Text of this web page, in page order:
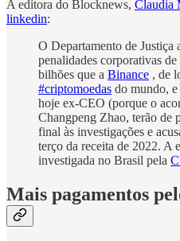
A editora do Blocknews, Claudia
linkedin:
O Departamento de Justiça
penalidades corporativas
bilhões que a Binance , de
#criptomoedas do mundo, e
hoje ex-CEO (porque o
Changpeng Zhao, terão de
final às investigações e
terço da receita de 2022. A
investigada no Brasil pela
Mais pagamentos